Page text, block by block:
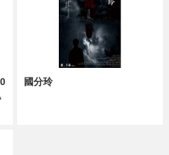
國分玲